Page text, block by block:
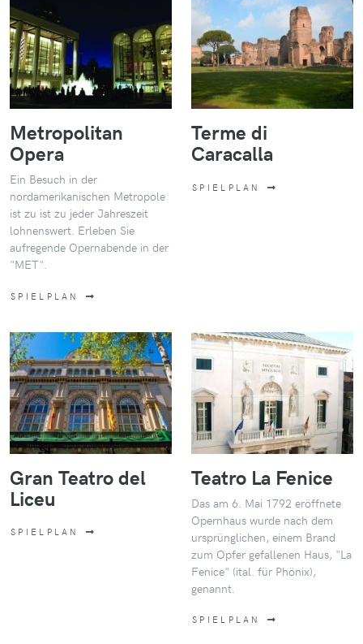
Metropolitan
Opera
Ein Besuch in der
nordamerikanischen Metropole
ist zu ist zu jeder Jahreszeit
lohnenswert. Erleben Sie
aufregende Opernabende in der
"MET".
SPIELPLAN
Terme di
Caracalla
SPIELPLAN
Gran Teatro del
Liceu
SPIELPLAN
Teatro La Fenice
Das am 6. Mai 1792 eröffnete
Opernhaus wurde nach dem
ursprünglichen, einem Brand
zum Opfer gefallenen Haus, "La
Fenice" (ital. für Phönix),
genannt.
SPIELPLAN